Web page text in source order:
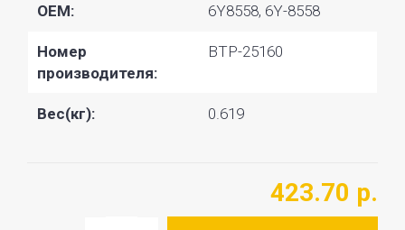
OEM: 6Y8558, 6Y-8558
Номер
производителя:
BTP-25160
Вес(кг): 0.619
423.70 р.